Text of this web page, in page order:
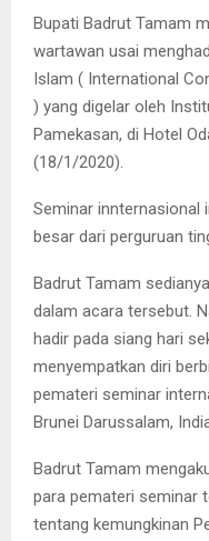
Bupati Badrut Tamam
wartawan usai
Islam ( International
) yang digelar oleh
Pamekasan, di Hotel
(18/1/2020).
Seminar innternasional
besar dari perguruan
Badrut Tamam
dalam acara tersebut.
hadir pada siang hari
menyempatkan diri
pemateri seminar
Brunei Darussalam,
Badrut Tamam
para pemateri seminar
tentang kemungkinan